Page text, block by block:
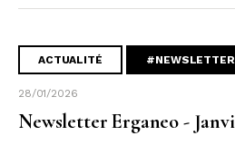
ACTUALITÉ #NEWSLETTER
28/01/2026
Newsletter Erganeo -